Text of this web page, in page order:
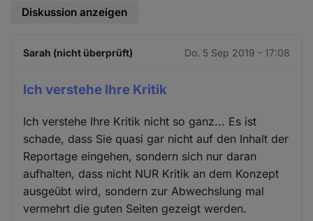
Diskussion anzeigen
Sarah (nicht überprüft) Do. 5 Sep 2019 - 17:08
Ich verstehe Ihre Kritik
Ich verstehe Ihre Kritik nicht so ganz... Es ist
schade, dass Sie quasi gar nicht auf den Inhalt der
Reportage eingehen, sondern sich nur daran
aufhalten, dass nicht NUR Kritik an dem Konzept
ausgeübt wird, sondern zur Abwechslung mal
vermehrt die guten Seiten gezeigt werden.